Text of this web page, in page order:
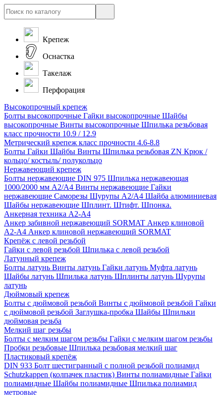
Крепеж
Оснастка
Такелаж
Перфорация
Высокопрочный крепеж
Болты высокопрочные Гайки высокопрочные Шайбы
высокопрочные Винты высокопрочные Шпилька резьбовая
класс прочности 10.9 / 12.9
Метрический крепеж класс прочности 4.6-8.8
Болты Гайки Шайбы Винты Шпилька резьбовая ZN Крюк /
кольцо/ костыль/ полукольцо
Нержавеющий крепеж
Болты нержавеющие DIN 975 Шпилька нержавеющая
1000/2000 мм А2/А4 Винты нержавеющие Гайки
нержавеющие Саморезы Шурупы А2/А4 Шайба алюминиевая
Шайбы нержавеющие Шплинт. Штифт. Шпонка.
Анкерная техника А2-А4
Анкер забивной нержавеющий SORMAT Анкер клиновой
A2-A4 Анкер клиновой нержавеющий SORMAT
Крепёж с левой резьбой
Гайки с левой резьбой Шпилька с левой резьбой
Латунный крепеж
Болты латунь Винты латунь Гайки латунь Муфта латунь
Шайбы латунь Шпилька латунь Шплинты латунь Шурупы
латунь
Дюймовый крепеж
Болты с дюймовой резьбой Винты с дюймовой резьбой Гайки
с дюймовой резьбой Заглушка-пробка Шайбы Шпильки
дюймовая резьба
Мелкий шаг резьбы
Болты с мелким шагом резьбы Гайки с мелким шагом резьбы
Пробки резьбовые Шпилька резьбовая мелкий шаг
Пластиковый крепёж
DIN 933 Болт шестигранный с полной резьбой полиамид
Schutzkappen (колпачек пластик) Винты полиамидные Гайки
полиамидные Шайбы полиамидные Шпилька полиамид
метровые